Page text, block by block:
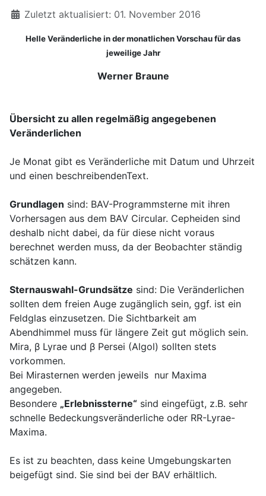
DetailsZuletzt aktualisiert: 01. November 2016
Helle Veränderliche in der monatlichen Vorschau für das
jeweilige Jahr
Werner Braune
Übersicht zu allen regelmäßig angegebenen
Veränderlichen
Je Monat gibt es Veränderliche mit Datum und Uhrzeit
und einen beschreibendenText.
Grundlagen sind: BAV-Programmsterne mit ihren
Vorhersagen aus dem BAV Circular. Cepheiden sind
deshalb nicht dabei, da für diese nicht voraus
berechnet werden muss, da der Beobachter ständig
schätzen kann.
Sternauswahl-Grundsätze sind: Die Veränderlichen
sollten dem freien Auge zugänglich sein, ggf. ist ein
Feldglas einzusetzen. Die Sichtbarkeit am
Abendhimmel muss für längere Zeit gut möglich sein.
Mira, β Lyrae und β Persei (Algol) sollten stets
vorkommen.
Bei Mirasternen werden jeweils nur Maxima
angegeben.
Besondere „Erlebnissterne“ sind eingefügt, z.B. sehr
schnelle Bedeckungsveränderliche oder RR-Lyrae-
Maxima.
Es ist zu beachten, dass keine Umgebungskarten
beigefügt sind. Sie sind bei der BAV erhältlich.